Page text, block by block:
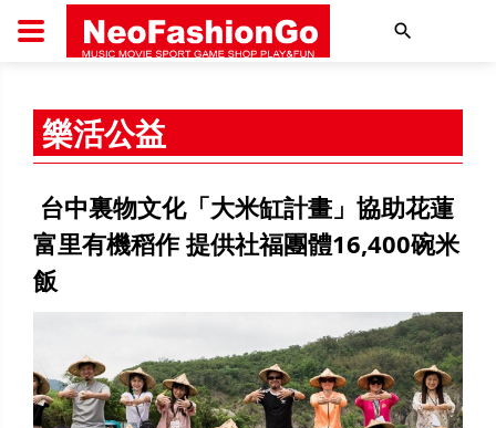
搜尋
樂活公益
台中裏物文化「大米缸計畫」協助花蓮
富里有機稻作 提供社福團體16,400碗米
飯